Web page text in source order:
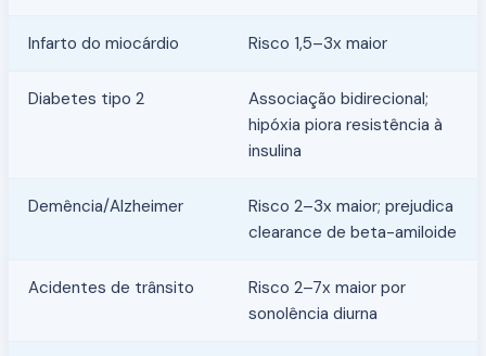
Infarto do miocárdio Risco 1,5–3x maior
Diabetes tipo 2
Associação bidirecional;
hipóxia piora resistência à
insulina
Demência/Alzheimer
Risco 2–3x maior; prejudica
clearance de beta-amiloide
Acidentes de trânsito
Risco 2–7x maior por
sonolência diurna